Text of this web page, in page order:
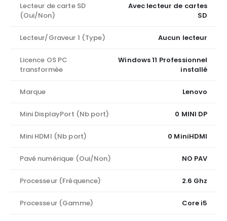
Lecteur de carte SD
(Oui/Non)
Avec lecteur de cartes
SD
Lecteur/Graveur 1 (Type) Aucun lecteur
Licence OS PC
transformée
Windows 11 Professionnel
installé
Marque Lenovo
Mini DisplayPort (Nb port) 0 MINI DP
Mini HDMI (Nb port) 0 MiniHDMI
Pavé numérique (Oui/Non) NO PAV
Processeur (Fréquence) 2.6 Ghz
Processeur (Gamme) Core i5